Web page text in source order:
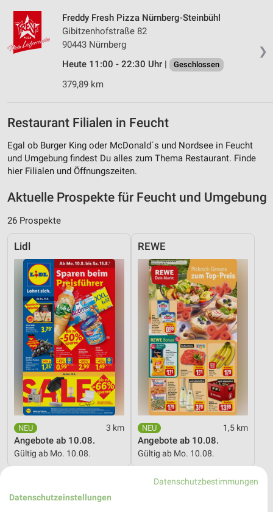
❯
Freddy Fresh Pizza Nürnberg-Steinbühl
Gibitzenhofstraße 82
90443 Nürnberg
Heute 11:00 - 22:30 Uhr |
Geschlossen
379,89 km
Restaurant Filialen in Feucht
Egal ob Burger King oder McDonald´s und Nordsee in Feucht
und Umgebung findest Du alles zum Thema Restaurant. Finde
hier Filialen und Öffnungszeiten.
Aktuelle Prospekte für Feucht und Umgebung
26 Prospekte
Lidl
3 km
Angebote ab 10.08.
Gültig ab Mo. 10.08.
REWE
1,5 km
Angebote ab 10.08.
Gültig ab Mo. 10.08.
Datenschutzbestimmungen
Datenschutzeinstellungen